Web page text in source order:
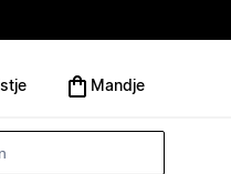
Mandje